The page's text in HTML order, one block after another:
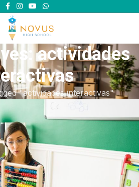
actividades
"actividades interactivas"